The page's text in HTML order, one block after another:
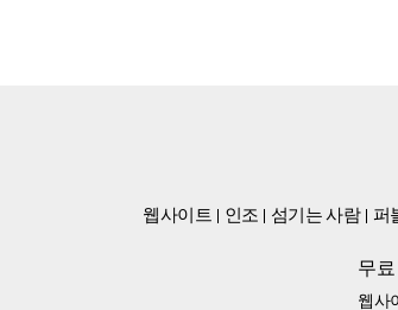
웹사이트 인조 섬기는 사람 퍼
무
웹사